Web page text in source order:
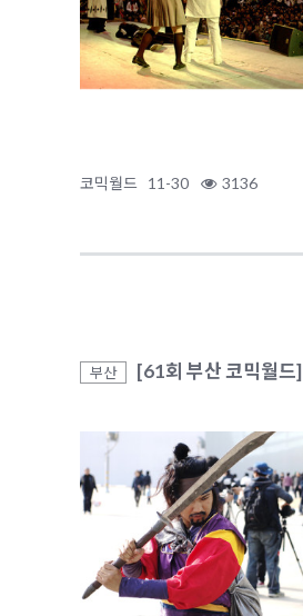
코믹월드 11-30 3136
부산 [61회 부산 코믹월드]